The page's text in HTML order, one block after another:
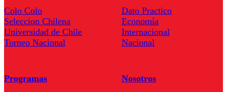
Colo Colo
Seleccion Chilena
Universidad de Chile
Torneo Nacional
Dato Practico
Economía
Internacional
Nacional
Programas
Nosotros